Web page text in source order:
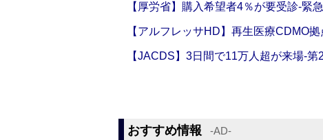
【厚労省】購入希望者4％が要受診‐緊
【アルフレッサHD】再生医療CDMO
【JACDS】3日間で11万人超が来場‐
おすすめ情報 ‐AD‐